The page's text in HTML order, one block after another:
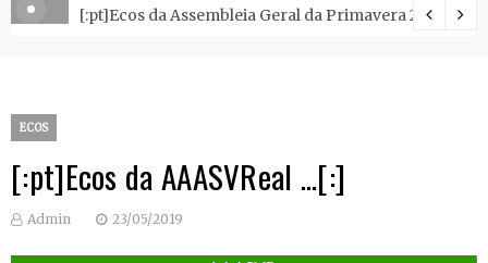
[:pt]Ecos da Assembleia Geral da Primavera 2018 .[:]
ECOS
[:pt]Ecos da AAASVReal …[:]
Admin 23/05/2019